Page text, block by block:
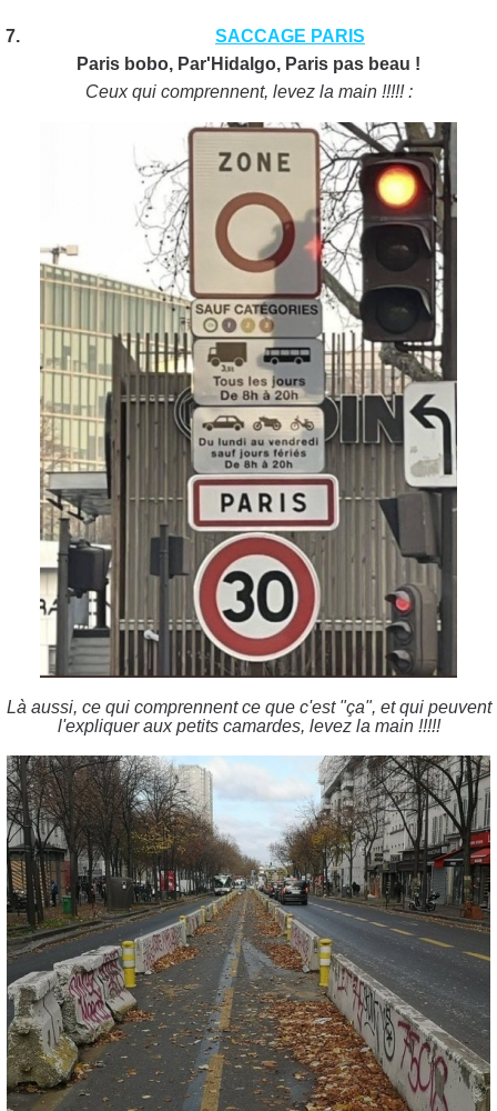
7. SACCAGE PARIS
Paris bobo, Par'Hidalgo, Paris pas beau !
Ceux qui comprennent, levez la main !!!!! :
Là aussi, ce qui comprennent ce que c'est "ça", et qui peuvent
l'expliquer aux petits camardes, levez la main !!!!!